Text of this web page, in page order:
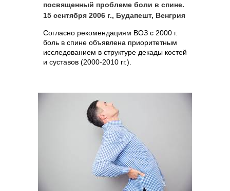
посвященный проблеме боли в спине.
15 сентября 2006 г., Будапешт, Венгрия
Согласно рекомендациям ВОЗ с 2000 г.
боль в спине объявлена приоритетным
исследованием в структуре декады костей
и суставов (2000-2010 гг.).